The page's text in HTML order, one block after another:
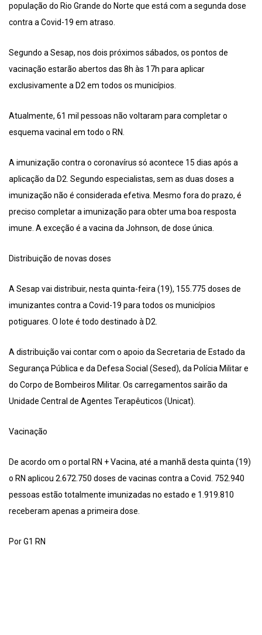
população do Rio Grande do Norte que está com a segunda dose
contra a Covid-19 em atraso.
Segundo a Sesap, nos dois próximos sábados, os pontos de
vacinação estarão abertos das 8h às 17h para aplicar
exclusivamente a D2 em todos os municípios.
Atualmente, 61 mil pessoas não voltaram para completar o
esquema vacinal em todo o RN.
A imunização contra o coronavírus só acontece 15 dias após a
aplicação da D2. Segundo especialistas, sem as duas doses a
imunização não é considerada efetiva. Mesmo fora do prazo, é
preciso completar a imunização para obter uma boa resposta
imune. A exceção é a vacina da Johnson, de dose única.
Distribuição de novas doses
A Sesap vai distribuir, nesta quinta-feira (19), 155.775 doses de
imunizantes contra a Covid-19 para todos os municípios
potiguares. O lote é todo destinado à D2.
A distribuição vai contar com o apoio da Secretaria de Estado da
Segurança Pública e da Defesa Social (Sesed), da Polícia Militar e
do Corpo de Bombeiros Militar. Os carregamentos sairão da
Unidade Central de Agentes Terapêuticos (Unicat).
Vacinação
De acordo om o portal RN + Vacina, até a manhã desta quinta (19)
o RN aplicou 2.672.750 doses de vacinas contra a Covid. 752.940
pessoas estão totalmente imunizadas no estado e 1.919.810
receberam apenas a primeira dose.
Por G1 RN